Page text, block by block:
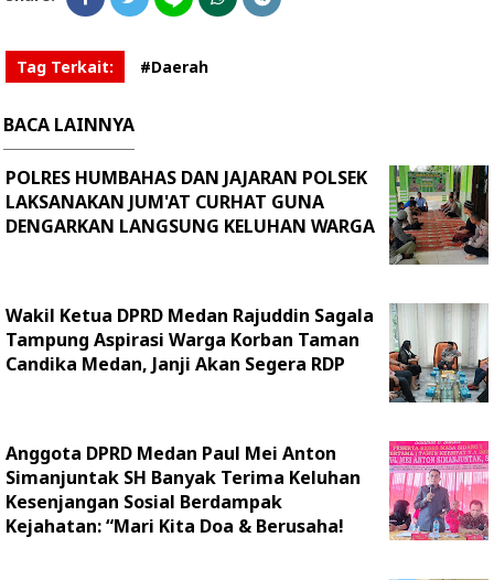
Tag Terkait: #Daerah
BACA LAINNYA
POLRES HUMBAHAS DAN JAJARAN POLSEK
LAKSANAKAN JUM'AT CURHAT GUNA
DENGARKAN LANGSUNG KELUHAN WARGA
Wakil Ketua DPRD Medan Rajuddin Sagala
Tampung Aspirasi Warga Korban Taman
Candika Medan, Janji Akan Segera RDP
Anggota DPRD Medan Paul Mei Anton
Simanjuntak SH Banyak Terima Keluhan
Kesenjangan Sosial Berdampak
Kejahatan: “Mari Kita Doa & Berusaha!